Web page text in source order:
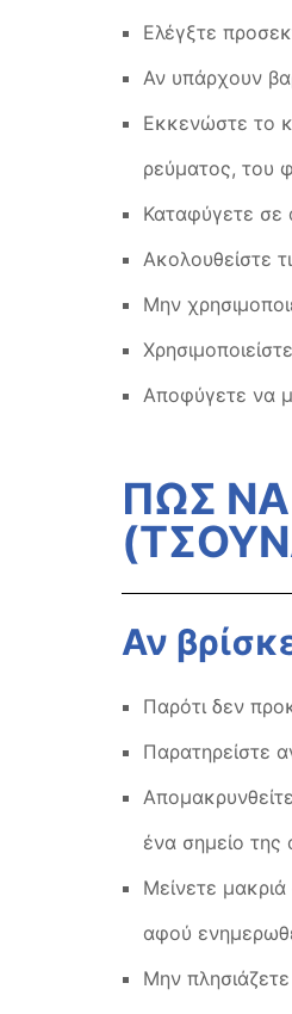
Ελέγξτε
Αν υπάρχουν
Εκκενώστε το
ρεύματος, του
Καταφύγετε σε
Ακολουθείστε
Μην
Αποφύγετε να
ΠΩΣ
Αν
Παρότι δεν
Παρατηρείστε
ένα σημείο της
Μείνετε
αφού
Μην